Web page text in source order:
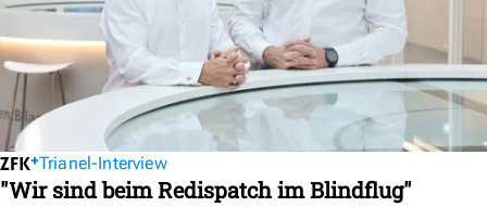
Trianel-Interview
"Wir sind beim Redispatch im Blindflug"